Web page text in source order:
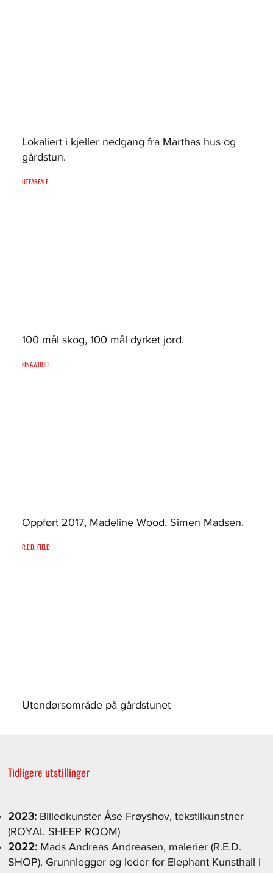
Lokaliert i kjeller nedgang fra Marthas hus og
gårdstun.
UTEAREALE
100 mål skog, 100 mål dyrket jord.
EINAWOOD
Oppført 2017, Madeline Wood, Simen Madsen.
R.E.D. FIELD
Utendørsområde på gårdstunet
Tidligere utstillinger
2023: Billedkunster Åse Frøyshov, tekstilkunstner
(ROYAL SHEEP ROOM)
2022: Mads Andreas Andreasen, malerier (R.E.D.
SHOP). Grunnlegger og leder for Elephant Kunsthall i